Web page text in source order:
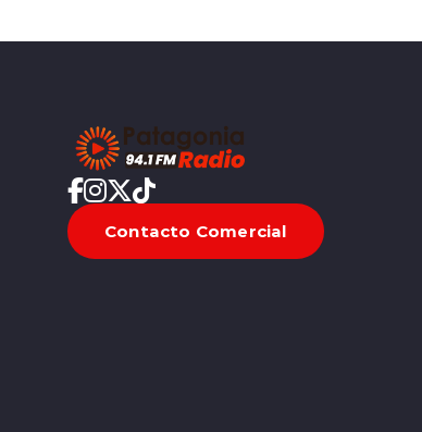
Contacto Comercial